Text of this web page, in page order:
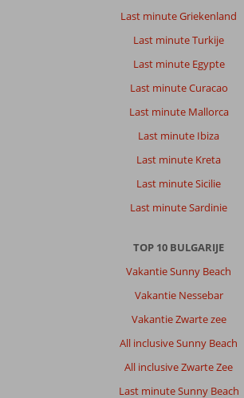
Last minute Griekenland
Last minute Turkije
Last minute Egypte
Last minute Curacao
Last minute Mallorca
Last minute Ibiza
Last minute Kreta
Last minute Sicilie
Last minute Sardinie
TOP 10 BULGARIJE
Vakantie Sunny Beach
Vakantie Nessebar
Vakantie Zwarte zee
All inclusive Sunny Beach
All inclusive Zwarte Zee
Last minute Sunny Beach